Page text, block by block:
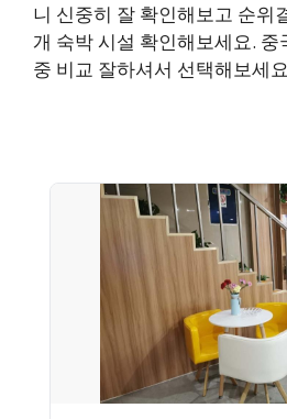
니 신중히 잘 확인해보고 순위
개 숙박 시설 확인해보세요. 중
중 비교 잘하셔서 선택해보세